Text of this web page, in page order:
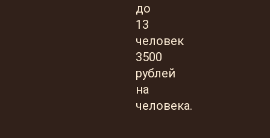
до
13
человек
3500
рублей
на
человека.